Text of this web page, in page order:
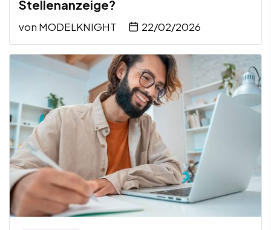
Stellenanzeige?
von MODELKNIGHT 22/02/2026